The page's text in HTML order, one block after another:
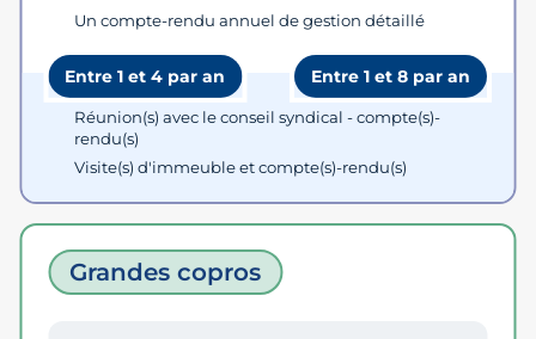
Un compte-rendu annuel de gestion détaillé
Entre 1 et 4 par an Entre 1 et 8 par an
Réunion(s) avec le conseil syndical - compte(s)-
rendu(s)
Visite(s) d'immeuble et compte(s)-rendu(s)
Grandes copros